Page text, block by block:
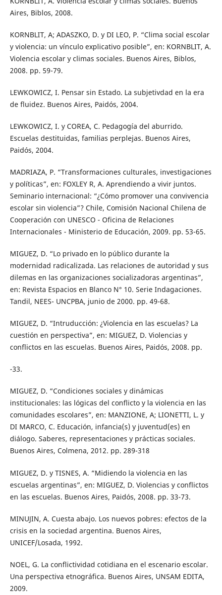
Aires, Biblos, 2008.
KORNBLIT, A; ADASZKO, D. y DI LEO, P. “Clima social escolar
y violencia: un vínculo explicativo posible”, en: KORNBLIT, A.
Violencia escolar y climas sociales. Buenos Aires, Biblos,
2008. pp. 59-79.
LEWKOWICZ, I. Pensar sin Estado. La subjetivdad en la era
de fluidez. Buenos Aires, Paidós, 2004.
LEWKOWICZ, I. y COREA, C. Pedagogía del aburrido.
Escuelas destituidas, familias perplejas. Buenos Aires,
Paidós, 2004.
MADRIAZA, P. “Transformaciones culturales, investigaciones
y políticas”, en: FOXLEY R, A. Aprendiendo a vivir juntos.
Seminario internacional: “¿Cómo promover una convivencia
escolar sin violencia”? Chile, Comisión Nacional Chilena de
Cooperación con UNESCO - Oficina de Relaciones
Internacionales - Ministerio de Educación, 2009. pp. 53-65.
MIGUEZ, D. “Lo privado en lo público durante la
modernidad radicalizada. Las relaciones de autoridad y sus
dilemas en las organizaciones socializadoras argentinas”,
en: Revista Espacios en Blanco N° 10. Serie Indagaciones.
Tandil, NEES- UNCPBA, junio de 2000. pp. 49-68.
MIGUEZ, D. “Intruducción: ¿Violencia en las escuelas? La
cuestión en perspectiva”, en: MIGUEZ, D. Violencias y
conflictos en las escuelas. Buenos Aires, Paidós, 2008. pp.
-33.
MIGUEZ, D. “Condiciones sociales y dinámicas
institucionales: las lógicas del conflicto y la violencia en las
comunidades escolares”, en: MANZIONE, A; LIONETTI, L. y
DI MARCO, C. Educación, infancia(s) y juventud(es) en
diálogo. Saberes, representaciones y prácticas sociales.
Buenos Aires, Colmena, 2012. pp. 289-318
MIGUEZ, D. y TISNES, A. “Midiendo la violencia en las
escuelas argentinas”, en: MIGUEZ, D. Violencias y conflictos
en las escuelas. Buenos Aires, Paidós, 2008. pp. 33-73.
MINUJIN, A. Cuesta abajo. Los nuevos pobres: efectos de la
crisis en la sociedad argentina. Buenos Aires,
UNICEF/Losada, 1992.
NOEL, G. La conflictividad cotidiana en el escenario escolar.
Una perspectiva etnográfica. Buenos Aires, UNSAM EDITA,
2009.